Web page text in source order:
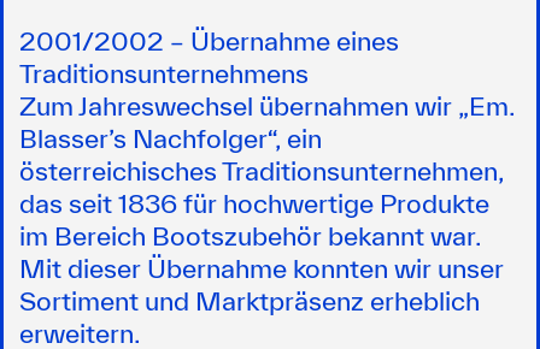
2001/2002 – Übernahme eines
Traditionsunternehmens
Zum Jahreswechsel übernahmen wir „Em.
Blasser’s Nachfolger“, ein
österreichisches Traditionsunternehmen,
das seit 1836 für hochwertige Produkte
im Bereich Bootszubehör bekannt war.
Mit dieser Übernahme konnten wir unser
Sortiment und Marktpräsenz erheblich
erweitern.